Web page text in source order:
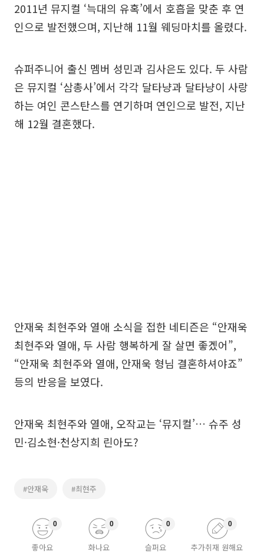
2011년 뮤지컬 ‘늑대의 유혹’에서 호흡을 맞춘 후 연
인으로 발전했으며, 지난해 11월 웨딩마치를 올렸다.
슈퍼주니어 출신 멤버 성민과 김사은도 있다. 두 사람
은 뮤지컬 ‘삼총사’에서 각각 달타냥과 달타냥이 사랑
하는 여인 콘스탄스를 연기하며 연인으로 발전, 지난
해 12월 결혼했다.
안재욱 최현주와 열애 소식을 접한 네티즌은 “안재욱
최현주와 열애, 두 사람 행복하게 잘 살면 좋겠어”,
“안재욱 최현주와 열애, 안재욱 형님 결혼하셔야죠”
등의 반응을 보였다.
안재욱 최현주와 열애, 오작교는 ‘뮤지컬’… 슈주 성
민·김소현·천상지희 린아도?
#안재욱 #최현주
좋아요
0
화나요
0
슬퍼요
0
추가취재 원해요
0